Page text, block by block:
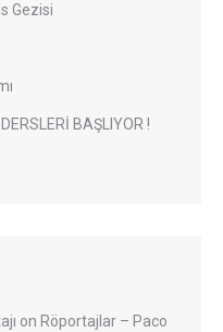
Gezisi
BAŞLIYOR !
on Röportajlar – Paco